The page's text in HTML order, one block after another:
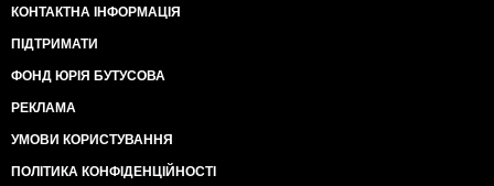
КОНТАКТНА ІНФОРМАЦІЯ
ПІДТРИМАТИ
ФОНД ЮРІЯ БУТУСОВА
РЕКЛАМА
УМОВИ КОРИСТУВАННЯ
ПОЛІТИКА КОНФІДЕНЦІЙНОСТІ